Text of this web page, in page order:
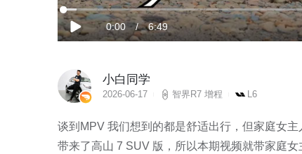
播
放
当
时
0:00 / 时
6:49
加
载
完
成:
小白同学
2026-06-17 智界R7 增程 L6
谈到MPV 我们想到的都是舒适出行，但家庭女
带来了高山 7 SUV 版，所以本期视频就带家庭